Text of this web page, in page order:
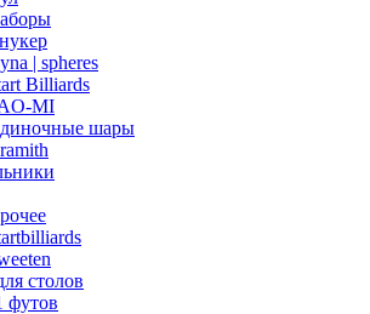
| spheres
Billiards
MI
шары
столов
футов